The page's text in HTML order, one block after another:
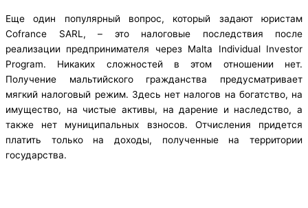
Еще один популярный вопрос, который задают юристам
Cofrance SARL, – это налоговые последствия после
реализации предпринимателя через Malta Individual Investor
Program. Никаких сложностей в этом отношении нет.
Получение мальтийского гражданства предусматривает
мягкий налоговый режим. Здесь нет налогов на богатство, на
имущество, на чистые активы, на дарение и наследство, а
также нет муниципальных взносов. Отчисления придется
платить только на доходы, полученные на территории
государства.